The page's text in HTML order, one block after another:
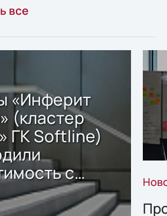
все
«Инферит
(кластер
ГК Softline)
с
Sharx
для